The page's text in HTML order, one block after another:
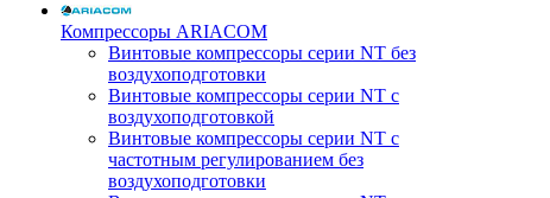
Компрессоры ARIACOM
Винтовые компрессоры серии NT без
воздухоподготовки
Винтовые компрессоры серии NT c
воздухоподготовкой
Винтовые компрессоры серии NT с
частотным регулированием без
воздухоподготовки